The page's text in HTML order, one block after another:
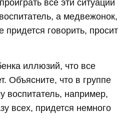
все эти ситуации
а медвежонок,
придется говорить, просит
иллюзий, что все
Объясните, что в группе
воспитатель, например,
всех, придется немного